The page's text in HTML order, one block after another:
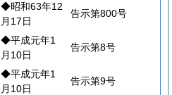
◆昭和63年12
月17日
告示第800号
◆平成元年1
月10日
告示第8号
◆平成元年1
月10日
告示第9号